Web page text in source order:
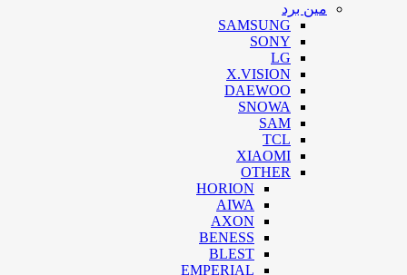
مین برد
SAMSUNG
SONY
LG
X.VISION
DAEWOO
SNOWA
SAM
TCL
XIAOMI
OTHER
HORION
AIWA
AXON
BENESS
BLEST
EMPERIAL